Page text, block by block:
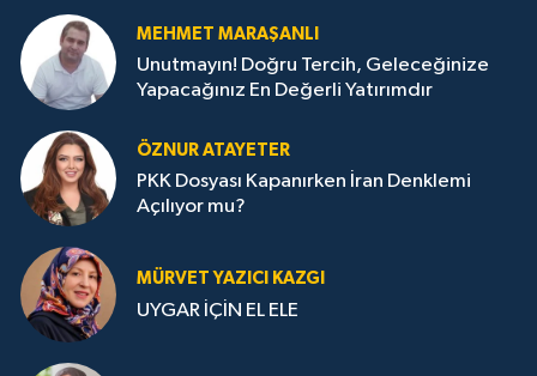
MEHMET MARAŞANLI
Unutmayın! Doğru Tercih, Geleceğinize
Yapacağınız En Değerli Yatırımdır
ÖZNUR ATAYETER
PKK Dosyası Kapanırken İran Denklemi
Açılıyor mu?
MÜRVET YAZICI KAZGI
UYGAR İÇİN EL ELE